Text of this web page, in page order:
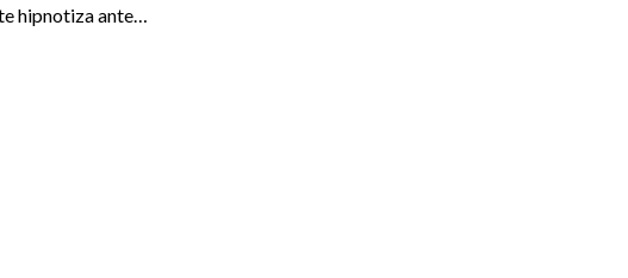
hipnotiza ante…